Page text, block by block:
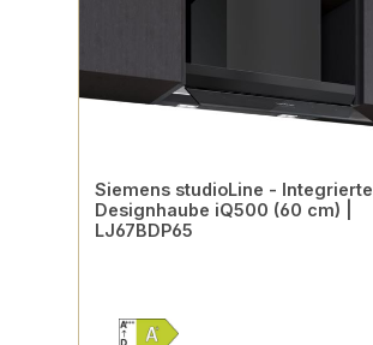
Siemens studioLine - Integrierte
Designhaube iQ500 (60 cm) |
LJ67BDP65